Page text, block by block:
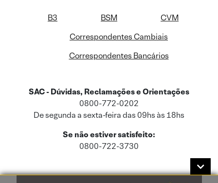
B3 BSM
CVM
Correspondentes Cambiais
Correspondentes Bancários
SAC - Dúvidas, Reclamações e Orientações
0800-772-0202
De segunda a sexta-feira das 09hs às 18hs
Se não estiver satisfeito:
0800-722-3730